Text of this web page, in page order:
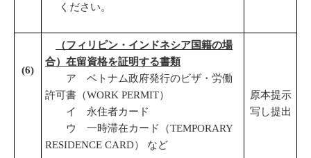
ください。
(6)
（フィリピン・インドネシア国籍の場
合）在留資格を証明する書類
ア ベトナム政府発行のビザ・労働
許可書（WORK PERMIT）
イ 永住者カード
ウ 一時滞在カード（TEMPORARY
RESIDENCE CARD） など
原本提示
写し提出